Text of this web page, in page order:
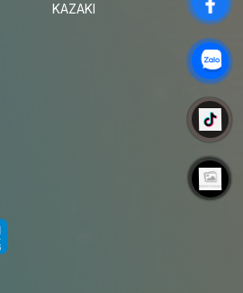
KAZAKI